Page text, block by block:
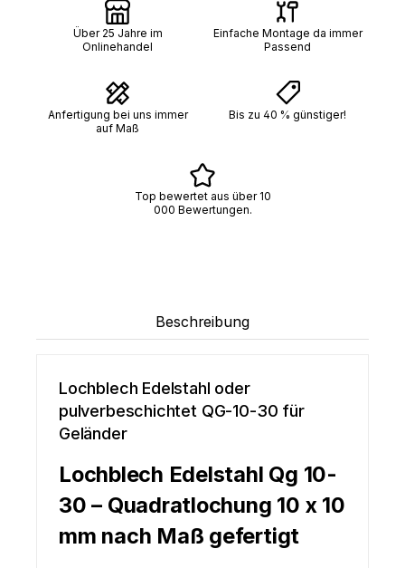
Über 25 Jahre im
Onlinehandel
Einfache Montage da immer
Passend
Anfertigung bei uns immer
auf Maß
Bis zu 40 % günstiger!
Top bewertet aus über 10
000 Bewertungen.
Beschreibung
Lochblech Edelstahl oder
pulverbeschichtet QG-10-30 für
Geländer
Lochblech Edelstahl Qg 10-
30 – Quadratlochung 10 x 10
mm nach Maß gefertigt